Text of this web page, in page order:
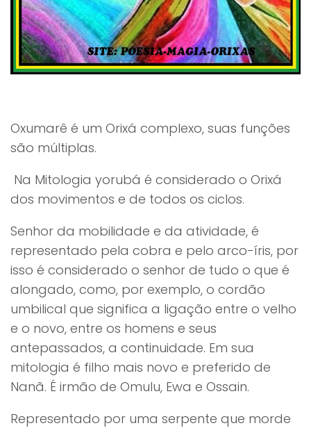
Oxumarê é um Orixá complexo, suas funções
são múltiplas.
Na Mitologia yorubá é considerado o Orixá
dos movimentos e de todos os ciclos.
Senhor da mobilidade e da atividade, é
representado pela cobra e pelo arco-íris, por
isso é considerado o senhor de tudo o que é
alongado, como, por exemplo, o cordão
umbilical que significa a ligação entre o velho
e o novo, entre os homens e seus
antepassados, a continuidade. Em sua
mitologia é filho mais novo e preferido de
Nanã. É irmão de Omulu, Ewa e Ossain.
Representado por uma serpente que morde